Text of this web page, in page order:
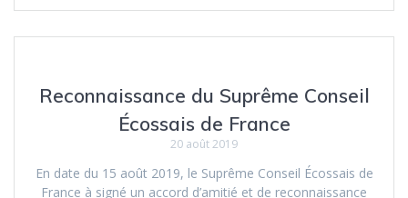
Reconnaissance du Suprême Conseil
Écossais de France
20 août 2019
En date du 15 août 2019, le Suprême Conseil Écossais de
France à signé un accord d’amitié et de reconnaissance